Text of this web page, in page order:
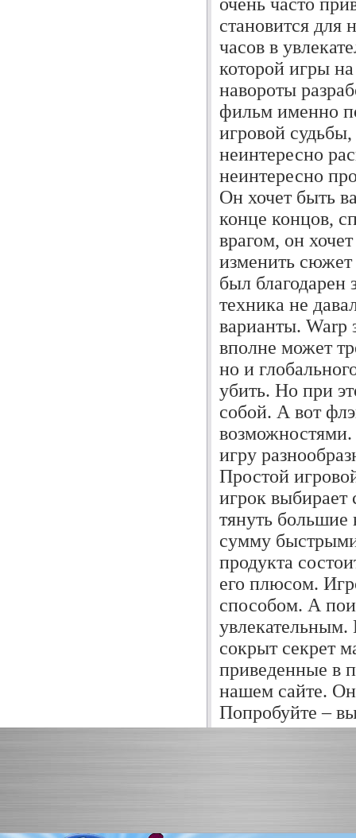
становится для
часов в
которой игры
навороты
фильм именно
игровой
неинтересно
неинтересно
Он хочет быть
конце концов,
врагом, он
изменить
был
техника не
варианты.
вполне может
но и
убить. Но при
собой. А вот
возможностями.
игру
Простой
игрок выбирает
тянуть
сумму
продукта
его плюсом.
способом. А
увлекательным.
сокрыт секрет
приведенные в
нашем сайте.
Попробуйте –